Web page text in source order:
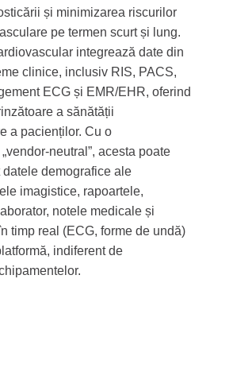
și minimizarea riscurilor
pe termen scurt și lung.
integrează date din
clinice, inclusiv RIS, PACS,
ECG și EMR/EHR, oferind
a sănătății
a pacienților. Cu o
neutral”, acesta poate
demografice ale
imagistice, rapoartele,
notele medicale și
timp real (ECG, forme de undă)
indiferent de